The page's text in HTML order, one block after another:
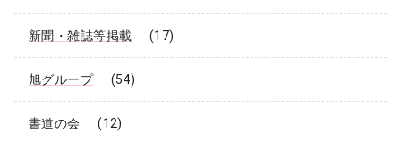
新聞・雑誌等掲載 (17)
旭グループ (54)
書道の会 (12)